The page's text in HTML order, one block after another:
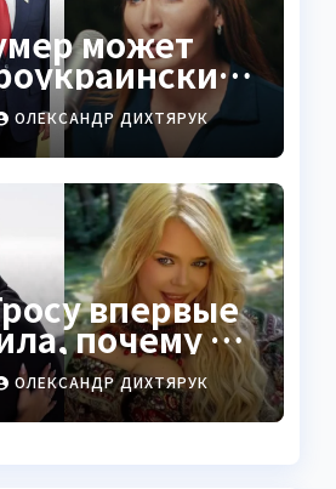
может
для Трампа
ОЛЕКСАНДР ДИХТЯРУК
впервые
почему не
мужа
ОЛЕКСАНДР ДИХТЯРУК